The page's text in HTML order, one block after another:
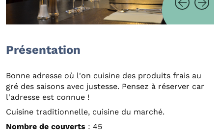
Présentation
Bonne adresse où l'on cuisine des produits frais au
gré des saisons avec justesse. Pensez à réserver car
l'adresse est connue !
Cuisine traditionnelle, cuisine du marché.
Nombre de couverts : 45